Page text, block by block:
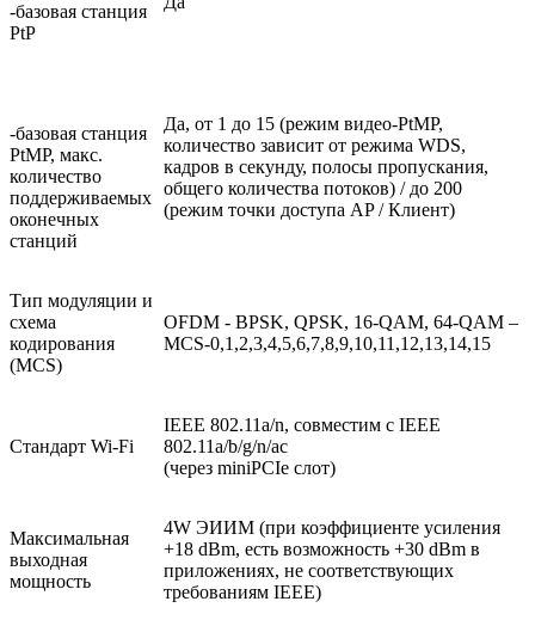
-базовая станция
PtP
-базовая станция
PtMP, макс.
количество
поддерживаемых
оконечных
станций
Да, от 1 до 15 (режим видео-PtMP,
количество зависит от режима WDS,
кадров в секунду, полосы пропускания,
общего количества потоков) / до 200
(режим точки доступа AP / Клиент)
Тип модуляции и
схема
кодирования
(MCS)
OFDM - BPSK, QPSK, 16-QAM, 64-QAM –
MCS-0,1,2,3,4,5,6,7,8,9,10,11,12,13,14,15
Стандарт Wi-Fi
IEEE 802.11a/n, совместим с IEEE
802.11a/b/g/n/ac
(через miniPCIe слот)
Максимальная
выходная
мощность
4W ЭИИМ (при коэффициенте усиления
+18 dBm, есть возможность +30 dBm в
приложениях, не соответствующих
требованиям IEEE)